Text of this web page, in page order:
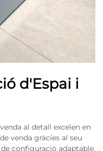
d'Espai i
al detall excelen en
venda gràcies al seu
configuració adaptable.